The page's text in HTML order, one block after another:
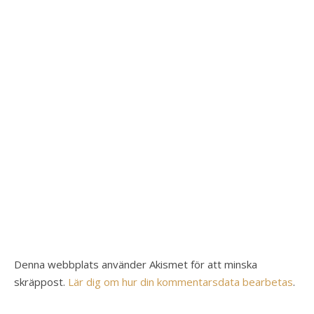
Denna webbplats använder Akismet för att minska
skräppost. Lär dig om hur din kommentarsdata bearbetas.